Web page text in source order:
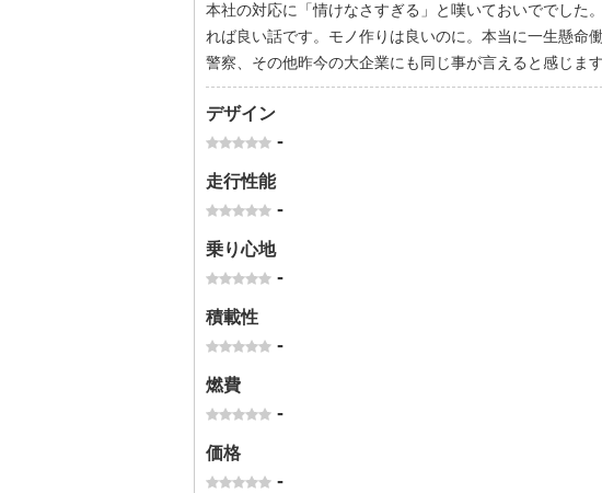
本社の対応に「情けなさすぎる」と嘆いておいででした
れば良い話です。モノ作りは良いのに。本当に一生懸命
警察、その他昨今の大企業にも同じ事が言えると感じます
デザイン
-
走行性能
-
乗り心地
-
積載性
-
燃費
-
価格
-